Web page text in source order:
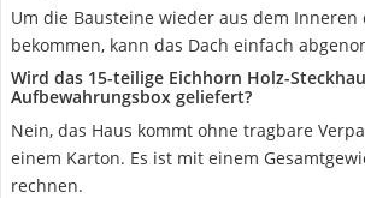
Um die Bausteine wieder aus dem Inneren
bekommen, kann das Dach einfach
Wird das 15-teilige Eichhorn Holz-
Aufbewahrungsbox geliefert?
Nein, das Haus kommt ohne tragbare
einem Karton. Es ist mit einem
rechnen.